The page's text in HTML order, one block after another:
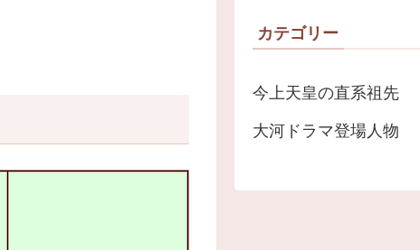
カテゴリー
今上天皇の直系祖先
大河ドラマ登場人物